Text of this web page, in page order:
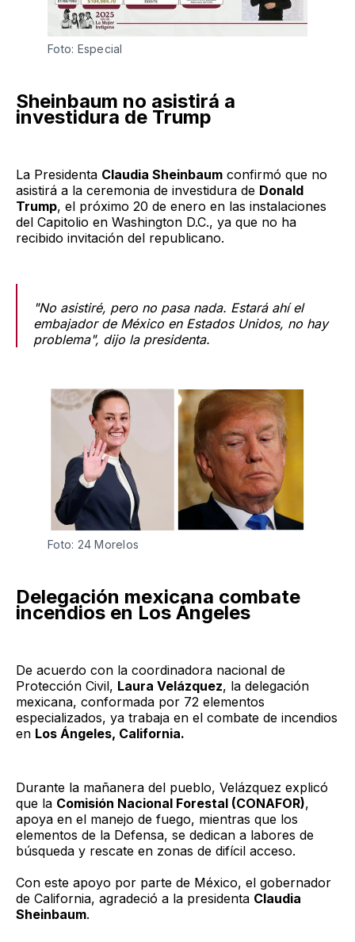
Foto: Especial
Sheinbaum no asistirá a
investidura de Trump
La Presidenta Claudia Sheinbaum confirmó que no
asistirá a la ceremonia de investidura de Donald
Trump, el próximo 20 de enero en las instalaciones
del Capitolio en Washington D.C., ya que no ha
recibido invitación del republicano.
"No asistiré, pero no pasa nada. Estará ahí el
embajador de México en Estados Unidos, no hay
problema", dijo la presidenta.
Foto: 24 Morelos
Delegación mexicana combate
incendios en Los Ángeles
De acuerdo con la coordinadora nacional de
Protección Civil, Laura Velázquez, la delegación
mexicana, conformada por 72 elementos
especializados, ya trabaja en el combate de incendios
en Los Ángeles, California.
Durante la mañanera del pueblo, Velázquez explicó
que la Comisión Nacional Forestal (CONAFOR),
apoya en el manejo de fuego, mientras que los
elementos de la Defensa, se dedican a labores de
búsqueda y rescate en zonas de difícil acceso.
Con este apoyo por parte de México, el gobernador
de California, agradeció a la presidenta Claudia
Sheinbaum.